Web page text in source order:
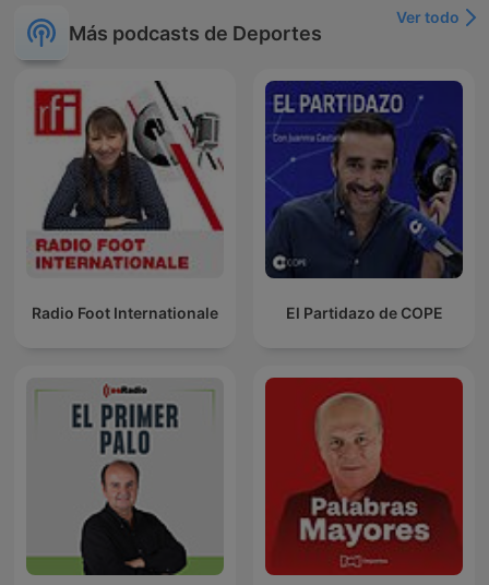
Más podcasts de Deportes
Ver todo
Radio Foot Internationale El Partidazo de COPE